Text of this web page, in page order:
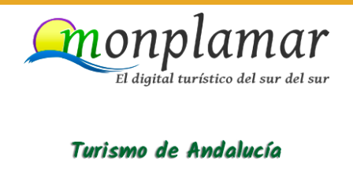
Skip
content